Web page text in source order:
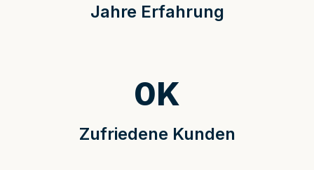
Jahre Erfahrung
Zufriedene Kunden
0K